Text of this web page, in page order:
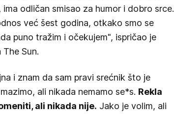
odličan smisao za humor i dobro srce.
već šest godina, otkako smo se
puno tražim i očekujem", ispričao je
Sun.
i znam da sam pravi srećnik što je
ali nikada nemamo se*s. Rekla
ali nikada nije. Jako je volim, ali